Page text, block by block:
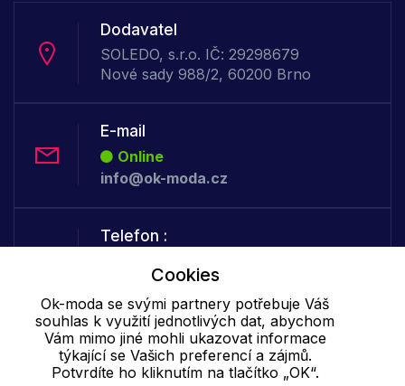
Dodavatel
SOLEDO, s.r.o. IČ: 29298679
Nové sady 988/2, 60200 Brno
E-mail
Online
info@ok-moda.cz
Telefon :
+420 702 000 160
Cookie - podrobné nastavení| Další informace|Ochrana osobních
Cookies
Ok-moda se svými partnery potřebuje Váš
souhlas k využití jednotlivých dat, abychom
Vám mimo jiné mohli ukazovat informace
týkající se Vašich preferencí a zájmů.
Potvrdíte ho kliknutím na tlačítko „OK“.